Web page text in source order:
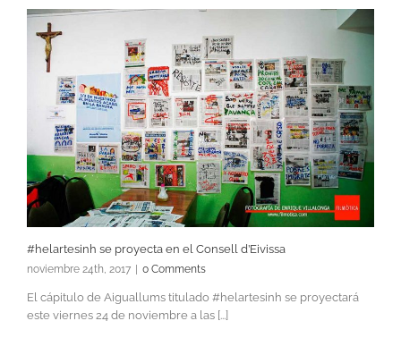
#helartesinh se proyecta en el Consell d’Eivissa
noviembre 24th, 2017 0 Comments
El cápitulo de Aiguallums titulado #helartesinh se proyectará
este viernes 24 de noviembre a las [...]